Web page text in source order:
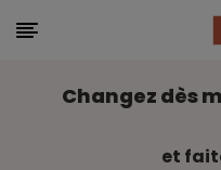
Changez dès
et